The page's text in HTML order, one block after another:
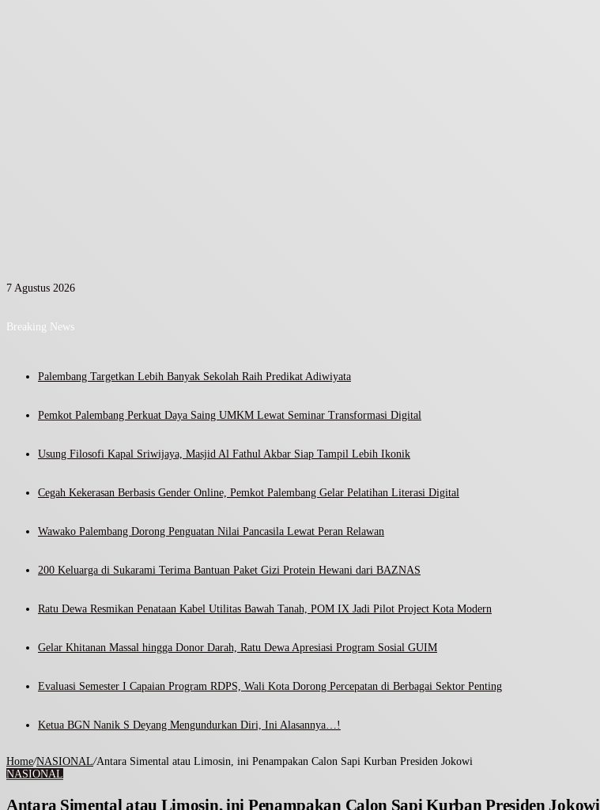
7 Agustus 2026
Breaking News
Palembang Targetkan Lebih Banyak Sekolah Raih Predikat Adiwiyata
Pemkot Palembang Perkuat Daya Saing UMKM Lewat Seminar Transformasi Digital
Usung Filosofi Kapal Sriwijaya, Masjid Al Fathul Akbar Siap Tampil Lebih Ikonik
Cegah Kekerasan Berbasis Gender Online, Pemkot Palembang Gelar Pelatihan Literasi Digital
Wawako Palembang Dorong Penguatan Nilai Pancasila Lewat Peran Relawan
200 Keluarga di Sukarami Terima Bantuan Paket Gizi Protein Hewani dari BAZNAS
Ratu Dewa Resmikan Penataan Kabel Utilitas Bawah Tanah, POM IX Jadi Pilot Project Kota Modern
Gelar Khitanan Massal hingga Donor Darah, Ratu Dewa Apresiasi Program Sosial GUIM
Evaluasi Semester I Capaian Program RDPS, Wali Kota Dorong Percepatan di Berbagai Sektor Penting
Ketua BGN Nanik S Deyang Mengundurkan Diri, Ini Alasannya…!
Home/NASIONAL/Antara Simental atau Limosin, ini Penampakan Calon Sapi Kurban Presiden Jokowi
NASIONAL
Antara Simental atau Limosin, ini Penampakan Calon Sapi Kurban Presiden Jokowi